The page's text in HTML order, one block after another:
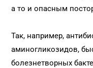
а то и опасным
Так, например,
аминогликозидов,
болезнетворных